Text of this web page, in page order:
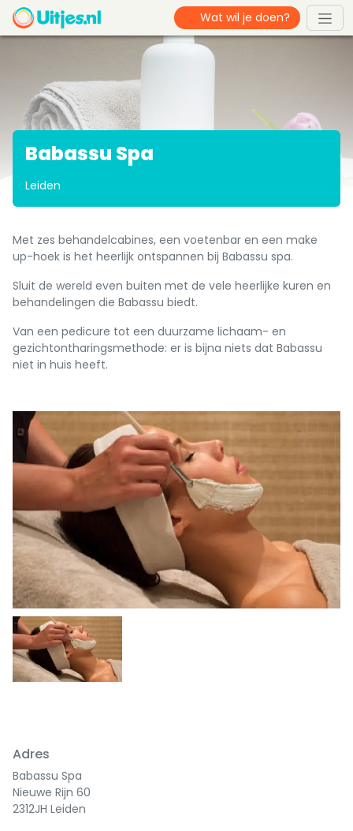
Babassu Spa
Leiden
Met zes behandelcabines, een voetenbar en een make
up-hoek is het heerlijk ontspannen bij Babassu spa.
Sluit de wereld even buiten met de vele heerlijke kuren en
behandelingen die Babassu biedt.
Van een pedicure tot een duurzame lichaam- en
gezichtontharingsmethode: er is bijna niets dat Babassu
niet in huis heeft.
Adres
Babassu Spa
Nieuwe Rijn 60
2312JH Leiden